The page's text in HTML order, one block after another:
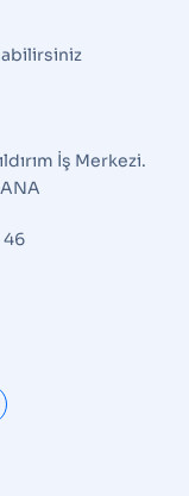
İş Merkezi.